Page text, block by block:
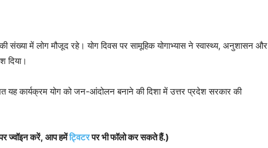
संख्या में लोग मौजूद रहे। योग दिवस पर सामूहिक योगाभ्यास ने स्वास्थ्य, अनुशासन और
दिया।
यह कार्यक्रम योग को जन-आंदोलन बनाने की दिशा में उत्तर प्रदेश सरकार की
ज्वॉइन करें, आप हमेंट्विटरपर भी फॉलो कर सकते हैं.)